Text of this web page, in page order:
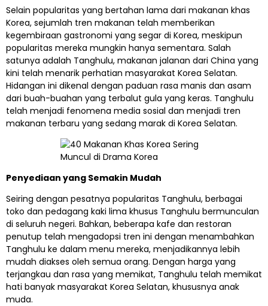
Selain popularitas yang bertahan lama dari makanan khas
Korea, sejumlah tren makanan telah memberikan
kegembiraan gastronomi yang segar di Korea, meskipun
popularitas mereka mungkin hanya sementara. Salah
satunya adalah Tanghulu, makanan jalanan dari China yang
kini telah menarik perhatian masyarakat Korea Selatan.
Hidangan ini dikenal dengan paduan rasa manis dan asam
dari buah-buahan yang terbalut gula yang keras. Tanghulu
telah menjadi fenomena media sosial dan menjadi tren
makanan terbaru yang sedang marak di Korea Selatan.
Penyediaan yang Semakin Mudah
Seiring dengan pesatnya popularitas Tanghulu, berbagai
toko dan pedagang kaki lima khusus Tanghulu bermunculan
di seluruh negeri. Bahkan, beberapa kafe dan restoran
penutup telah mengadopsi tren ini dengan menambahkan
Tanghulu ke dalam menu mereka, menjadikannya lebih
mudah diakses oleh semua orang. Dengan harga yang
terjangkau dan rasa yang memikat, Tanghulu telah memikat
hati banyak masyarakat Korea Selatan, khususnya anak
muda.